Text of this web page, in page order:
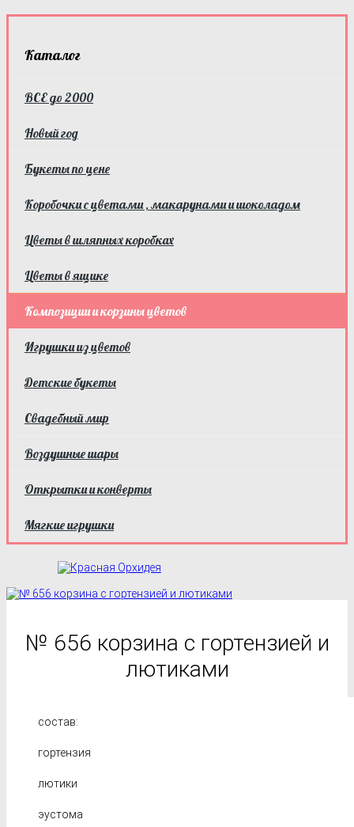
Каталог
ВСЕ до 2000
Новый год
Букеты по цене
Коробочки с цветами , макарунами и шоколадом
Цветы в шляпных коробках
Цветы в ящике
Композиции и корзины цветов
Игрушки из цветов
Детские букеты
Свадебный мир
Воздушные шары
Открытки и конверты
Мягкие игрушки
№ 656 корзина с гортензией и
лютиками
состав:
гортензия
лютики
эустома